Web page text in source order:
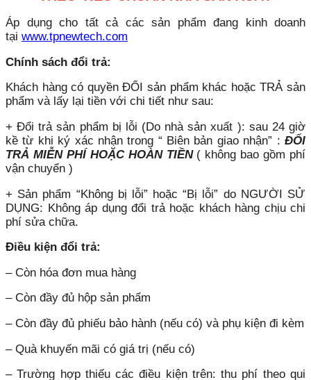
Áp dụng cho tất cả các sản phẩm đang kinh doanh
tại www.tpnewtech.com
Chính sách đổi trả:
Khách hàng có quyền ĐỔI sản phẩm khác hoặc TRẢ sản
phẩm và lấy lại tiền với chi tiết như sau:
+ Đổi trả sản phẩm bị lỗi (Do nhà sản xuất ): sau 24 giờ
kề từ khi ký xác nhận trong “ Biên bản giao nhận” : ĐỔI
TRẢ MIỄN PHÍ HOẶC HOÀN TIỀN( không bao gồm phí
vận chuyển )
+ Sản phẩm “Không bị lỗi” hoặc “Bị lỗi” do NGƯỜI SỬ
DỤNG: Không áp dụng đổi trả hoặc khách hàng chịu chi
phí sửa chữa.
Điều kiện đổi trả:
– Còn hóa đơn mua hàng
– Còn đầy đủ hộp sản phẩm
– Còn đầy đủ phiếu bảo hành (nếu có) và phụ kiện đi kèm
– Quà khuyến mãi có giá trị (nếu có)
– Trường hợp thiếu các điều kiện trên: thu phí theo qui